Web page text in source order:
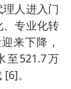
人进入门
专业化转
来下降，
至521.7万
。